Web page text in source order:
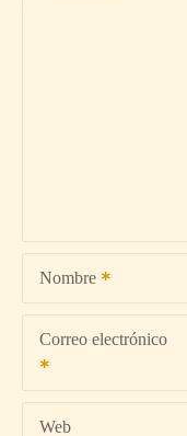
Nombre
Correo electrónico
Web